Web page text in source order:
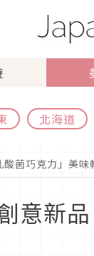
北海道
菌巧克力」美味
意新